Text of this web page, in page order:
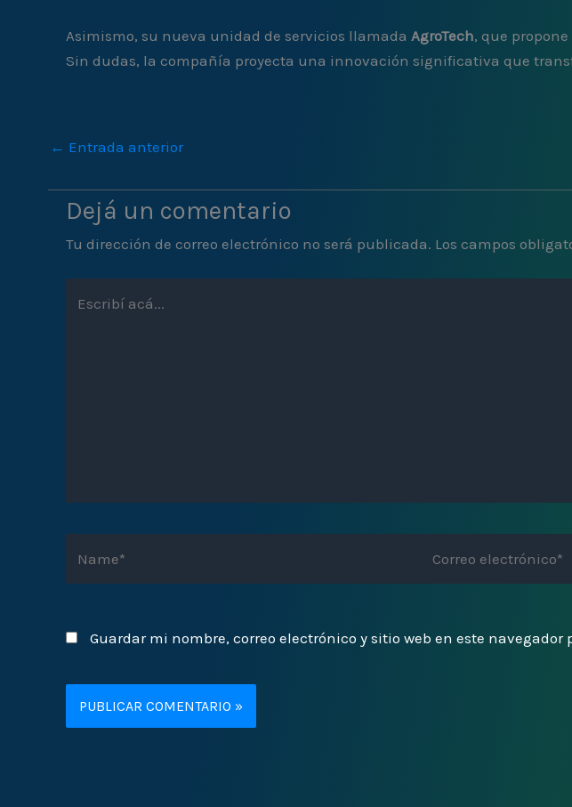
Asimismo, su nueva unidad de servicios llamada AgroTech, que
Sin dudas, la compañía proyecta una innovación significativa que
← Entrada anterior
Dejá un comentario
Tu dirección de correo electrónico no será publicada. Los campos
Guardar mi nombre, correo electrónico y sitio web en este